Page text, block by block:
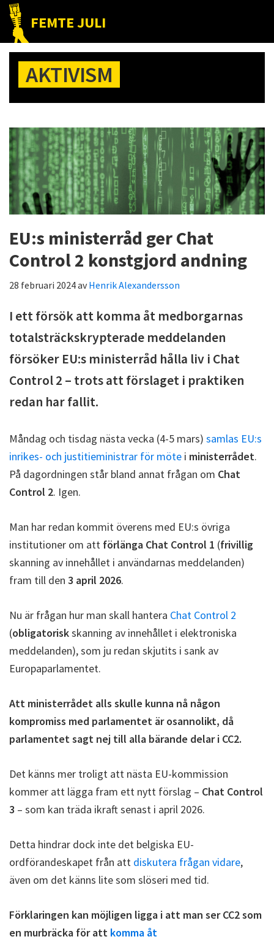
Hoppa
huvudnavigering
Hoppa
huvudinnehåll
Hoppa
det
primära
sidofältet
FEMTE JULI
Nätet
till
folket!AKTIVISM
EU:s ministerråd ger Chat
Control 2 konstgjord andning
28 februari 2024avHenrik Alexandersson
I ett försök att komma åt medborgarnas
totalsträckskrypterade meddelanden
försöker EU:s ministerråd hålla liv i Chat
Control 2 – trots att förslaget i praktiken
redan har fallit.
Måndag och tisdag nästa vecka (4-5 mars) samlas EU:s
inrikes- och justitieministrar för möte i ministerrådet.
På dagordningen står bland annat frågan om Chat
Control 2. Igen.
Man har redan kommit överens med EU:s övriga
institutioner om att förlänga Chat Control 1 (frivillig
skanning av innehållet i användarnas meddelanden)
fram till den 3 april 2026.
Nu är frågan hur man skall hantera Chat Control 2
(obligatoriskskanning av innehållet i elektroniska
meddelanden), som ju redan skjutits i sank av
Europaparlamentet.
Att ministerrådet alls skulle kunna nå någon
kompromiss med parlamentet är osannolikt, då
parlamentet sagt nej till alla bärande delar i CC2.
Det känns mer troligt att nästa EU-kommission
kommer att lägga fram ett nytt förslag – Chat Control
3 – som kan träda ikraft senast i april 2026.
Detta hindrar dock inte det belgiska EU-
ordförandeskapet från att diskutera frågan vidare,
även om det känns lite som slöseri med tid.
Förklaringen kan möjligen ligga i att man ser CC2 som
en murbräcka för att komma åt